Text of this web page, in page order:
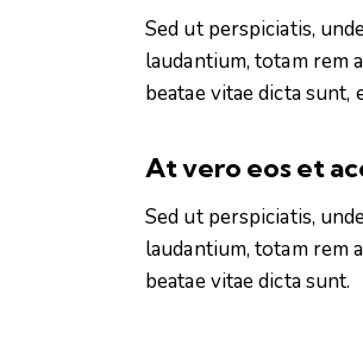
Sed ut perspiciatis,
laudantium, totam rem
beatae vitae dicta sunt,
At vero eos et
Sed ut perspiciatis,
laudantium, totam rem
beatae vitae dicta sunt.